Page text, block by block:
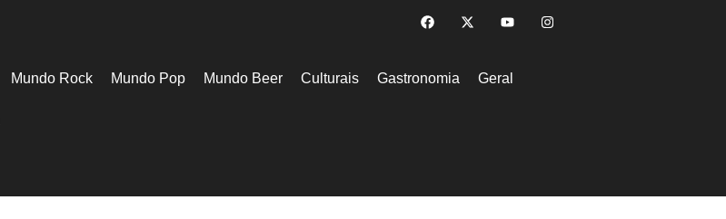
Mundo Rock Mundo Pop Mundo Beer Culturais Gastronomia Geral